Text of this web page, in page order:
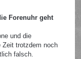
Forenuhr geht
und die
Zeit trotzdem noch
falsch.